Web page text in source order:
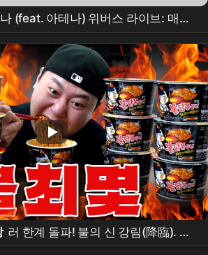
(feat. 아테나) 위버스 라이브: 매운
과의 전쟁 🥵 (250817)
러 한계 돌파! 불의 신 강림(降臨). 리
영 불닭 최대 몇 개?